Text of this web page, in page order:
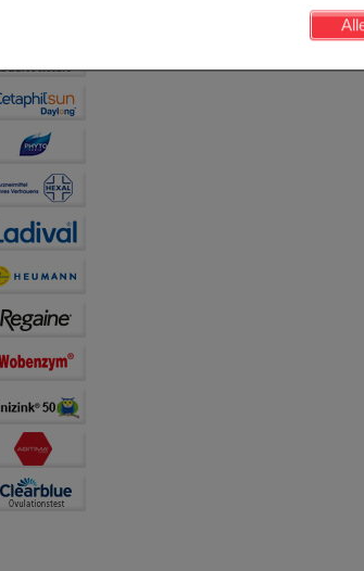
Diese Cookies werden genutzt um das
beispielsweise für die Wiedererkennung des
Statistik & Tracking:
sammeln, mit deren Hilfe wir unsere Website
auch die Werbung auf Drittseiten möglichst
teilweise an Dritte wie z.B. Google oder soziale